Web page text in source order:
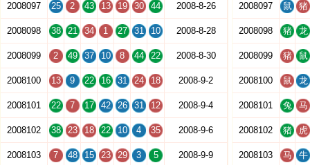
2008097 25 2 43 13 19 30 44 2008-8-26
2008098 38 21 34 1 27 31 10 2008-8-28
2008099 2 49 37 10 8 44 22 2008-8-30
2008100 13 9 22 16 31 24 18 2008-9-2
2008101 22 7 17 42 26 31 12 2008-9-4
2008102 38 23 18 22 10 4 35 2008-9-6
2008103 7 48 15 23 29 3 5 2008-9-9
2008097 鼠 猪
2008098 猪 龙
2008099 猪 鼠
2008100 鼠 龙
2008101 兔 马
2008102 猪 虎
2008103 马 牛